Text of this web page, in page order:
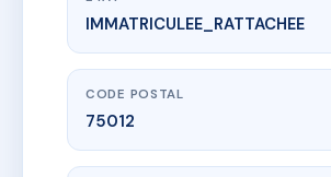
www.vme.plus/AA8336570
Les Terrasses de Daumesnil
10 r du charolais
IMMATRICULEE_RATTACHEE
CODE POSTAL
75012